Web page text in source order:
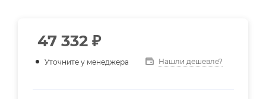
47 332 ₽
Уточните у менеджера Нашли дешевле?